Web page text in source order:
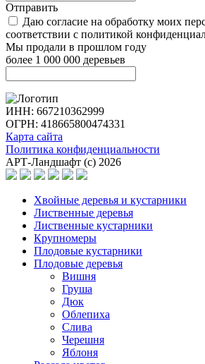
Отправить
Даю согласие на обработку моих
соответствии с политикой
Мы продали в прошлом году
более 1 000 000 деревьев
ИНН: 667210362999
ОГРН: 418665800474331
Карта сайта
Политика конфиденциальности
АРТ-Ландшафт (с) 2026
Хвойные деревья и кустарники
Лиственные деревья
Лиственные кустарники
Крупномеры
Плодовые кустарники
Плодовые деревья
Вишня
Груша
Дюк
Облепиха
Слива
Черешня
Яблоня